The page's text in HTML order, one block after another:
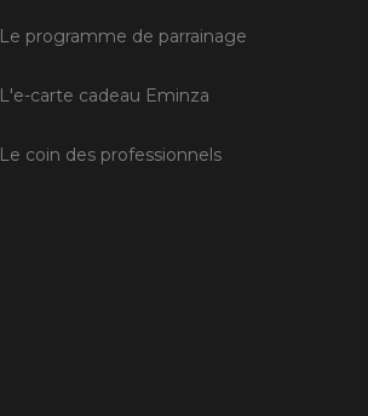
Le programme de parrainage
L'e-carte cadeau Eminza
Le coin des professionnels